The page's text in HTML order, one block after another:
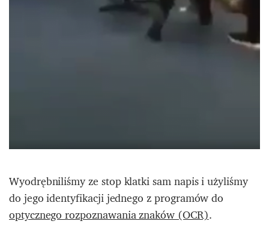
Wyodrębniliśmy ze stop klatki sam napis i użyliśmy
do jego identyfikacji jednego z programów do
optycznego rozpoznawania znaków (OCR).